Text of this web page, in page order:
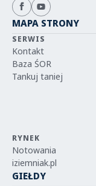
MAPA STRONY
SERWIS
Kontakt
Baza ŚOR
Tankuj taniej
RYNEK
Notowania
iziemniak.pl
GIEŁDY